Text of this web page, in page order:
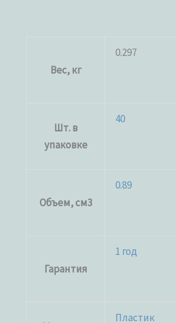
Вес, кг
0.297
Шт. в
упаковке
40
Объем, см3
0.89
Гарантия
1 год
Пластик